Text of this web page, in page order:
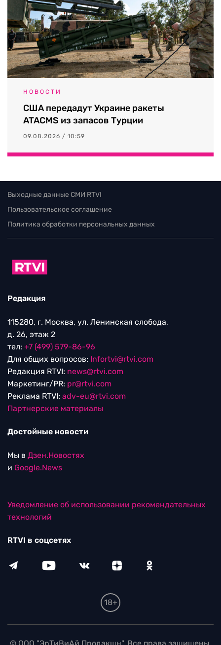
НОВОСТИ
США передадут Украине ракеты
ATACMS из запасов Турции
09.08.2026 / 10:59
Выходные данные СМИ RTVI
Пользовательское соглашение
Политика обработки персональных данных
Редакция
115280, г. Москва, ул. Ленинская слобода,
д. 26, этаж 2
тел: +7 (499) 579-86-96
Для общих вопросов: Infortvi@rtvi.com
Редакция RTVI: news@rtvi.com
Маркетинг/PR: pr@rtvi.com
Реклама RTVI: adv-eu@rtvi.com
Партнерские материалы
Достойные новости
Мы в Дзен.Новостях
и Google.News
Уведомление об использовании рекомендательных
технологий
RTVI в соцсетях
18+